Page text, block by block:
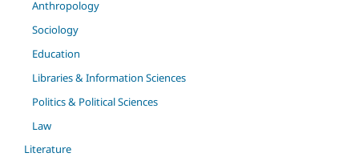
Anthropology
Sociology
Education
Libraries & Information Sciences
Politics & Political Sciences
Law
Literature